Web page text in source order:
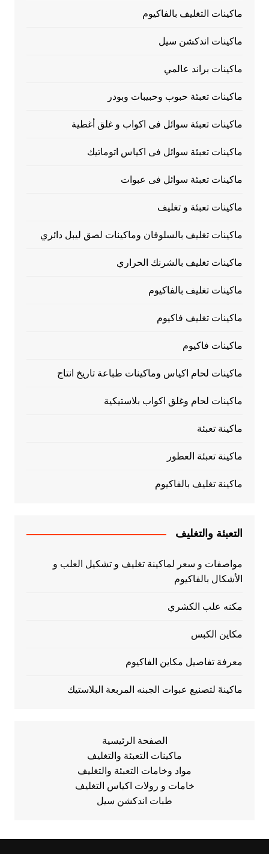
ماكينات التغليف بالفاكيوم
ماكينات اندكشن سيل
ماكينات براند عالمي
ماكينات تعبئة حبوب وحبيبات وبودر
ماكينات تعبئة سوائل فى اكواب و غلق أغطية
ماكينات تعبئة سوائل فى اكياس اتوماتيك
ماكينات تعبئة سوائل فى عبوات
ماكينات تعبئة و تغليف
ماكينات تغليف بالسلوفان وماكينات لصق ليبل دائري
ماكينات تغليف بالشرنك الحراري
ماكينات تغليف بالفاكيوم
ماكينات تغليف فاكيوم
ماكينات فاكيوم
ماكينات لحام اكياس وماكينات طباعة تاريخ انتاج
ماكينات لحام وغلق اكواب بلاستيكية
ماكينة تعبئة
ماكينة تعبئة العطور
ماكينة تغليف بالفاكيوم
التعبئة والتغليف
مواصفات و سعر لماكينة تغليف و تشكيل العلب و
الأشكال بالفاكيوم
مكنه علب الكشري
مكاين الكبس
معرفة تفاصيل مكاين الفاكيوم
ماكينهً لتصنيع عبوات الجبنه المربعة البلاستيك
الصفحة الرئيسية
ماكينات التعبئة والتغليف
مواد وخامات التعبئة والتغليف
خامات و رولات اكياس التغليف
طبات اندكشن سيل